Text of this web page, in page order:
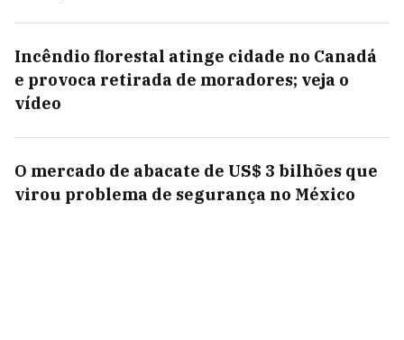
Incêndio florestal atinge cidade no Canadá
e provoca retirada de moradores; veja o
vídeo
O mercado de abacate de US$ 3 bilhões que
virou problema de segurança no México